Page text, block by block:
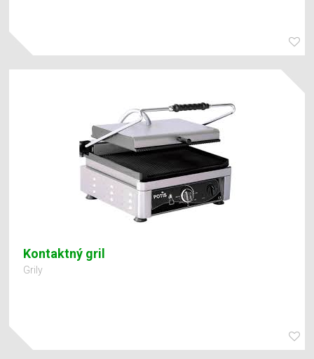
Kontaktný gril
Grily